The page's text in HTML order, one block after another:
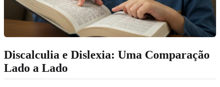
Discalculia e Dislexia: Uma Comparação
Lado a Lado